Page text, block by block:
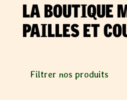
LA BOUTIQUE
PAILLES ET